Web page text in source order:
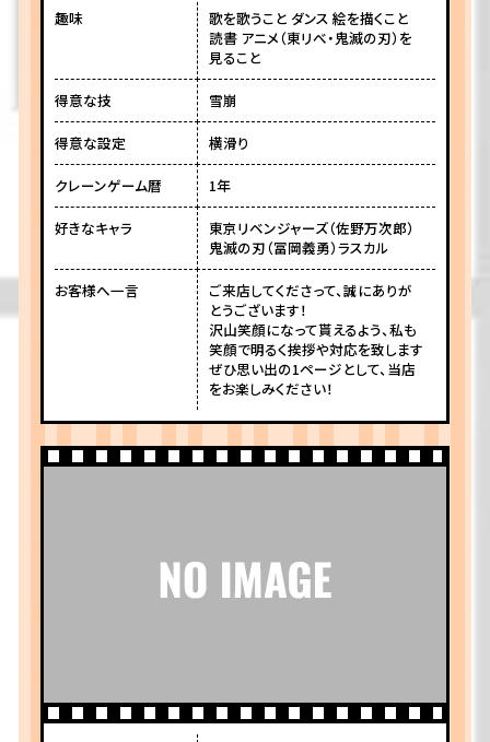
趣味
歌を歌うこと ダンス 絵を描くこと
読書 アニメ（東リべ・鬼滅の刃）を
見ること
得意な技 雪崩
得意な設定 横滑り
クレーンゲーム暦 1年
好きなキャラ
東京リベンジャーズ（佐野万次郎）
鬼滅の刃（冨岡義勇）ラスカル
お客様へ一言
ご来店してくださって、誠にありが
とうございます！
沢山笑顔になって貰えるよう、私も
笑顔で明るく挨拶や対応を致します
ぜひ思い出の1ページとして、当店
をお楽しみください！